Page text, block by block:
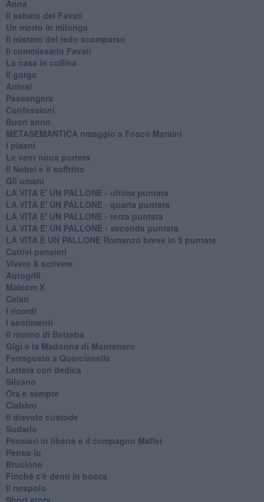
Anna
Il sabato del Favati
Un morto in milonga
Il mistero del redo scomparso
Il commissario Favati
La casa in collina
Il gorgo
Arrival
Passengers
Confessioni
Buon anno
METASEMANTICA omaggio a Fosco Maraini
I pisani
Le vent nous portera
Il Nobel e il soffritto
Gli umani
LA VITA E' UN PALLONE - ultima puntata
LA VITA E' UN PALLONE - quarta puntata
LA VITA E' UN PALLONE - terza puntata
LA VITA E' UN PALLONE - seconda puntata
LA VITA È UN PALLONE Romanzo breve in 5 puntate
Cattivi pensieri
Vivere & scrivere
Autogrill
Malcom X
Celati
I ricordi
I sentimenti
Il ritorno di Belzeba
Gigi e la Madonna di Montenero
Ferragosto a Quercianella
Lettera con dedica
Silvano
Ora e sempre
Ciabàro
Il diavolo custode
Sudario
Pensieri in libertà e il compagno Maffei
Penso io
Brucione
Finché c'è denti in bocca
Il nespolo
Short story